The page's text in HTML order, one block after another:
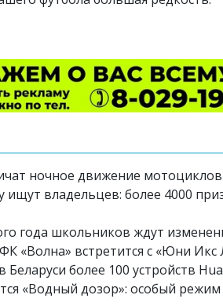
ночное движение
ищут владельцев: более 4000
года школьников ждут
«Волна» встретится с «Юни Икс
Беларуси более 100 устройств
«Водный дозор»: особый режим